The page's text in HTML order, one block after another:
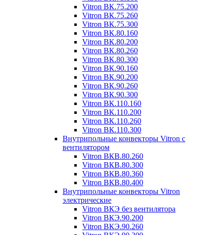
Vitron ВК.75.200
Vitron ВК.75.260
Vitron ВК.75.300
Vitron ВК.80.160
Vitron ВК.80.200
Vitron ВК.80.260
Vitron ВК.80.300
Vitron ВК.90.160
Vitron ВК.90.200
Vitron ВК.90.260
Vitron ВК.90.300
Vitron ВК.110.160
Vitron ВК.110.200
Vitron ВК.110.260
Vitron ВК.110.300
Внутрипольные конвекторы Vitron с
вентилятором
Vitron ВКВ.80.260
Vitron ВКВ.80.300
Vitron ВКВ.80.360
Vitron ВКВ.80.400
Внутрипольные конвекторы Vitron
электрические
Vitron ВКЭ без вентилятора
Vitron ВКЭ.90.200
Vitron ВКЭ.90.260